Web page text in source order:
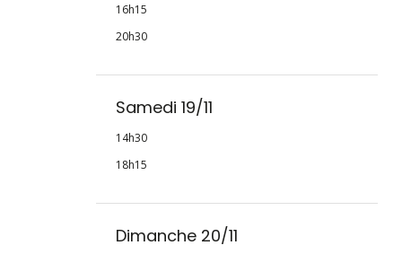
16h15
20h30
Samedi 19/11
14h30
18h15
Dimanche 20/11